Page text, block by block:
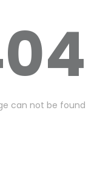
can not be found